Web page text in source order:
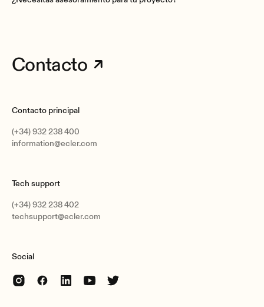
Contacto
Contacto principal
(+34) 932 238 400
information@ecler.com
Tech support
(+34) 932 238 402
techsupport@ecler.com
Social